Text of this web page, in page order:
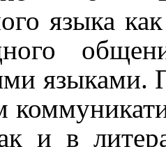
языка
и в